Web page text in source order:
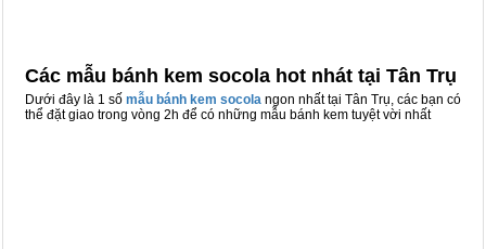
Các mẫu bánh kem socola hot nhát tại Tân Trụ
Dưới đây là 1 số mẫu bánh kem socola ngon nhất tại Tân Trụ, các bạn có
thể đặt giao trong vòng 2h để có những mẫu bánh kem tuyệt vời nhất